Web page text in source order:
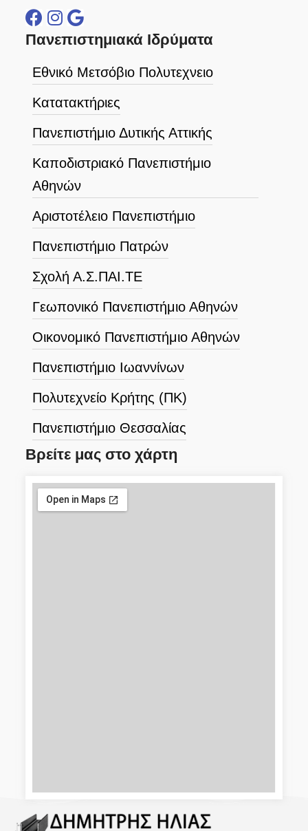
Πανεπιστημιακά Ιδρύματα
Εθνικό Μετσόβιο Πολυτεχνειο
Κατατακτήριες
Πανεπιστήμιο Δυτικής Αττικής
Καποδιστριακό Πανεπιστήμιο
Αθηνών
Αριστοτέλειο Πανεπιστήμιο
Πανεπιστήμιο Πατρών
Σχολή Α.Σ.ΠΑΙ.ΤΕ
Γεωπονικό Πανεπιστήμιο Αθηνών
Οικονομικό Πανεπιστήμιο Αθηνών
Πανεπιστήμιο Ιωαννίνων
Πολυτεχνείο Κρήτης (ΠΚ)
Πανεπιστήμιο Θεσσαλίας
Βρείτε μας στο χάρτη